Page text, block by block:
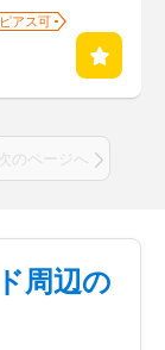
ピアス可
のページへ
周辺の